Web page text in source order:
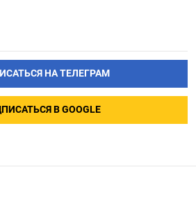
НА ТЕЛЕГРАМ
В GOOGLE